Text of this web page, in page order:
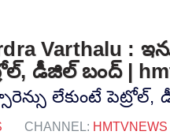
Varthalu :
డీజిల్ బంద్ |
లేకుంటే పెట్రోల్,
CHANNEL: HMTVNEWS